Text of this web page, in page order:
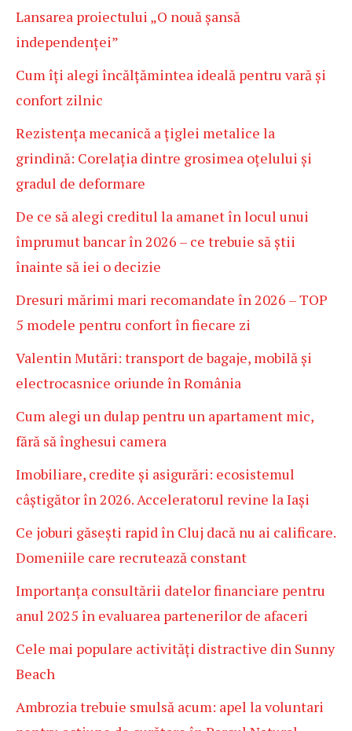
Lansarea proiectului „O nouă șansă
independenței”
Cum îți alegi încălțămintea ideală pentru vară și
confort zilnic
Rezistența mecanică a țiglei metalice la
grindină: Corelația dintre grosimea oțelului și
gradul de deformare
De ce să alegi creditul la amanet în locul unui
împrumut bancar în 2026 – ce trebuie să știi
înainte să iei o decizie
Dresuri mărimi mari recomandate în 2026 – TOP
5 modele pentru confort în fiecare zi
Valentin Mutări: transport de bagaje, mobilă și
electrocasnice oriunde în România
Cum alegi un dulap pentru un apartament mic,
fără să înghesui camera
Imobiliare, credite și asigurări: ecosistemul
câștigător în 2026. Acceleratorul revine la Iași
Ce joburi găsești rapid în Cluj dacă nu ai calificare.
Domeniile care recrutează constant
Importanța consultării datelor financiare pentru
anul 2025 în evaluarea partenerilor de afaceri
Cele mai populare activități distractive din Sunny
Beach
Ambrozia trebuie smulsă acum: apel la voluntari